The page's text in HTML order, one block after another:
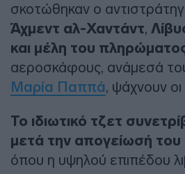
σκοτώθηκαν ο
Άχμεντ αλ-Χαντάντ,
και μέλη του
αεροσκάφους, ανάμεσά
Μαρία Παππά, ψάχνουν
Το ιδιωτικό τζετ
μετά την απογείωσή
όπου η υψηλού επιπέδου